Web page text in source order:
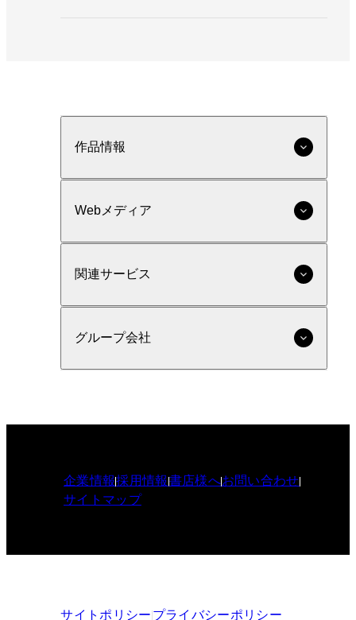
作品情報
Webメディア
関連サービス
グループ会社
企業情報採用情報書店様へお問い合わせ
サイトマップ
サイトポリシープライバシーポリシー